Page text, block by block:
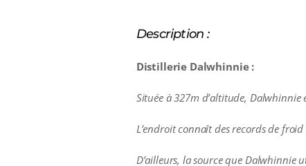
Description :
Distillerie Dalwhinnie :
Située à 327m d’altitude, Dalwhinnie
L’endroit connaît des records de
D’ailleurs, la source que Dalwhinnie